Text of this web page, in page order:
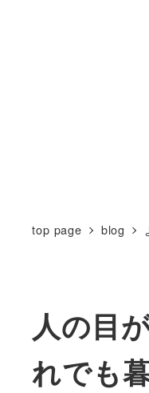
top page blog
人の目
れでも